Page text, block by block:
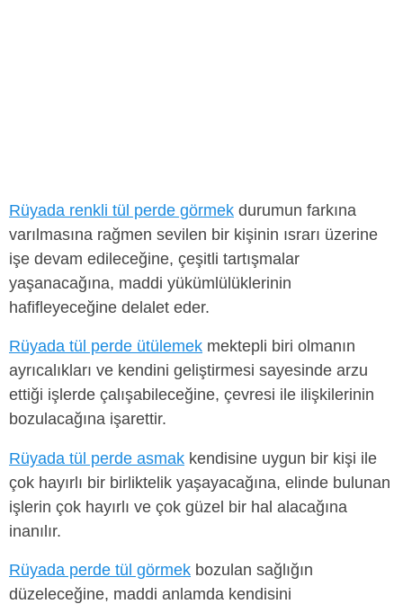
Rüyada renkli tül perde görmek durumun farkına
varılmasına rağmen sevilen bir kişinin ısrarı üzerine
işe devam edileceğine, çeşitli tartışmalar
yaşanacağına, maddi yükümlülüklerinin
hafifleyeceğine delalet eder.
Rüyada tül perde ütülemek mektepli biri olmanın
ayrıcalıkları ve kendini geliştirmesi sayesinde arzu
ettiği işlerde çalışabileceğine, çevresi ile ilişkilerinin
bozulacağına işarettir.
Rüyada tül perde asmak kendisine uygun bir kişi ile
çok hayırlı bir birliktelik yaşayacağına, elinde bulunan
işlerin çok hayırlı ve çok güzel bir hal alacağına
inanılır.
Rüyada perde tül görmek bozulan sağlığın
düzeleceğine, maddi anlamda kendisini